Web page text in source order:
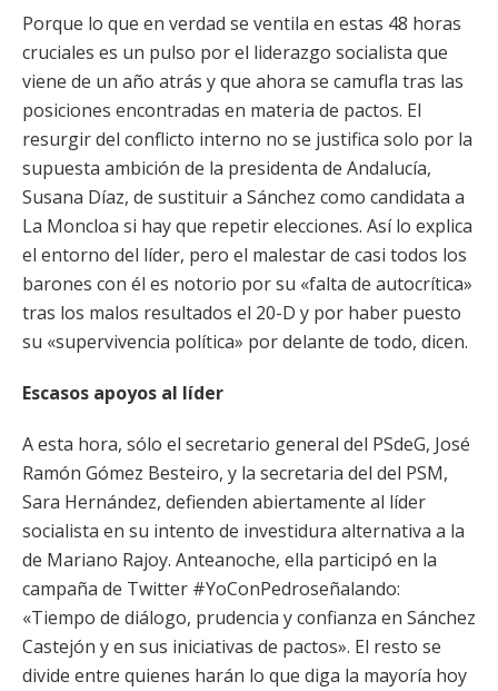
Porque lo que en verdad se ventila en estas 48 horas
cruciales es un pulso por el liderazgo socialista que
viene de un año atrás y que ahora se camufla tras las
posiciones encontradas en materia de pactos. El
resurgir del conflicto interno no se justifica solo por la
supuesta ambición de la presidenta de Andalucía,
Susana Díaz, de sustituir a Sánchez como candidata a
La Moncloa si hay que repetir elecciones. Así lo explica
el entorno del líder, pero el malestar de casi todos los
barones con él es notorio por su «falta de autocrítica»
tras los malos resultados el 20-D y por haber puesto
su «supervivencia política» por delante de todo, dicen.
Escasos apoyos al líder
A esta hora, sólo el secretario general del PSdeG, José
Ramón Gómez Besteiro, y la secretaria del del PSM,
Sara Hernández, defienden abiertamente al líder
socialista en su intento de investidura alternativa a la
de Mariano Rajoy. Anteanoche, ella participó en la
campaña de Twitter #YoConPedroseñalando:
«Tiempo de diálogo, prudencia y confianza en Sánchez
Castejón y en sus iniciativas de pactos». El resto se
divide entre quienes harán lo que diga la mayoría hoy